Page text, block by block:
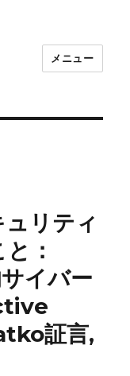
メニュー
リティ
：
イバー
証言,